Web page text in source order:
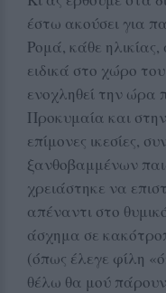
έστω ακούσει για
Ρομά, κάθε
ειδικά στο χώρο
ενοχληθεί την ώρα
Προκυμαία και
επίμονες ικεσίες,
ξανθοβαμμένων
χρειάστηκε να
απέναντι στο
άσχημα σε
(όπως έλεγε φίλη
θέλω θα μού πάρουν